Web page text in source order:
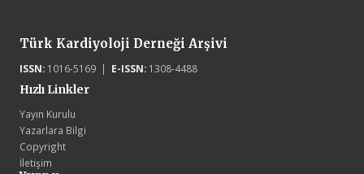
Türk Kardiyoloji Derneği Arşivi
ISSN:1016-5169 | E-ISSN:1308-4488
Hızlı Linkler
Yayın Kurulu
Yazarlara Bilgi
Copyright
İletişim